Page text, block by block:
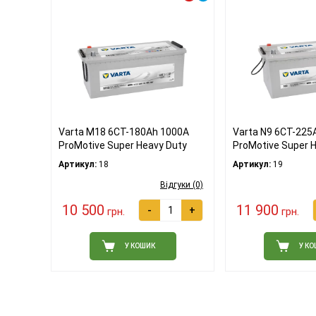
Varta M18 6СТ-180Ah 1000A
ProMotive Super Heavy Duty
Артикул: 18
Відгуки (0)
10 500 грн. - +
У КОШИК
Varta N9 6СТ-
ProMotive Super
Артикул: 19
11 900 грн.
У